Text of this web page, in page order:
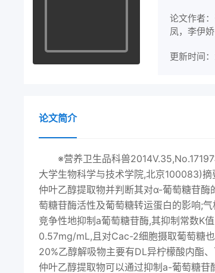
论文作者
凤，李伊
更新时间
论文简介
※营养卫生品科兽2014V.35,No.17197杜仲叶乙醇提取物的降糖作用机理张红霞,杨丹丹,王凤,李伊娇,范俊峰(北京林业大学生物科学与技术学院,北京100083)摘要:为了阐明杜仲叶的降血糖功效及其机制,采用酶抑制剂模型,筛选高抑制率的杜仲叶乙醇提取物并判断其对α-葡萄糖苷酶的抑制类型;借助caco-2人结肠腺癌细胞模型,研究杜仲叶20%乙醇解吸物对α-葡萄糖苷酶活性及葡萄糖转运蛋白的影响;气相色谱质谱联用分析杜仲叶20%乙醇解吸物主要成分。杜仲叶20%乙醇解吸物可竞争性地抑制a葡萄糖苷酶,其抑制常数K值为3290mg/mL。它对Caco-2细胞中的a-葡萄糖苷酶有较强抑制作用,其ICs为0.57mg/mL,且对Cac-2细胞摄取葡萄糖也有一定抑制作用,1mg/m时抑制率可达2625%。气相色谱质谱分析表明杜仲叶20%乙醇解吸物主要有DL异柠檬酸内酯、百里酚、儿茶素、2,6-二羟基苯甲酸和3,4-羟基苯丙烯酸等。这些结果表明,杜仲叶乙醇提取物可以通过抑制a-葡萄糖苷酶活性,降低葡萄糖吸收来实现降血糖的效果。关键词:杜仲叶;Caco-2细胞;α-葡萄糖苷酶;降血糖;葡萄糖转运:儿茶素Ethanol Extract of Eucommia ulmoides Leaves Inhibits Alpha-Glucosidase in Caco-2 CellsZHANG Hong-xia, YANG Dan-dan, WANG Feng, LI Yi-jiao, FAN Jun-fengCollege of Biological Sciences and Technology, Beijing Forestry University, Beijing 100083, China)Abstract: The inhibitory effects of 40% ethanol extract of Eucommia ulmoides leaves on alpha-glucosidase and glucosetransport were investigated in Caco-2 cells in vitro to elucidate the anti-hyperglycemic mechanism of Eucommia ulmoideleaves. The alpha-glucosidase inhibitors in the ethanol extract were also identified by GC-MS analysis. The kinetic studyshowed that the 20% ethanol elution fraction(EEB)from macroporous resin AB-8 of the ethanol extract of Eucommiaulmoides leaves could competitively inhibit alpha-glucosidase with a K, value of 32.90 mg/mL, indicating that alphaglucosidase has a strong affinity with the extract. Meanwhile, the inhibition was found to be reinforced as the concentrationof EEB increased. For investigation of the inhibitory effect of EEB in Caco-2 cells, cytotoxicity assays were firstly conductedby using different concentrations of EEB (0.05, 0.10, 0.20, 0.50 and 1.00 mg/mL)to determine the safety level at which cellgrowth and viability could not be affected. All tested concentrations of EEB had no effect on the growth or viability of Caco-2cells. Subsequently, EEB at various concentration exhibited effective suppression on alpha-glucosidase by using maltose(28 mmol/L) as the substrate in Caco-2 cells in a concentration-dependent manner with an ICs of 0.57 mg/mL. FurthermoreEEB could also attenuate glucose transport in Caco-2 cells, which could be decreased to 26. 25% by EEB(1 mg/mL).Theseresults indicate that EEB exerts strong anti-hyperglycemic effect by suppressing disaccharidase and glucose transportorsGC-MS analysis was conducted to elucidate the composition of the ethanol extract of Eucommia ulmoides leaves. It wasfound that acids, monosaccharides, polyphenols, esters, amino acids were the main components of EEB. Further analysis byGC-MS revealed that the ethanol extract was rich in DL-isocitric acid lactone, thymol, catechin, 2, 6-dihydroxybenzoic acidand 3, 4-dihydroxy cinnamic acid. These compounds may play important roles in the hypoglycemic effect of the extract.Thepresent study suggests Eucommia ulmoides leaves are a medicinal food material for preventing and treating diabetes,andcould be further developed into healthful productsKey words: Eucommia ulmoides leaves; Caco-2 cells; a-glucosidase; hypoglycemic; glucose transport; catechin中图分类号:TS2521文献标志码:A文章编号:1002-6630(2014)17-019707doi:10.7506spkx1002-6630201417038收稿日期:2013-11-03基金项目:国家自然科学基金面上项目(J103516)作者简介:张红霞(1988-),女,硕士研究生,研究方向为功能性食品。E-mail:Luludeert305@sina.cn*通信作者:范俊峰(1970—),男,副教授,博士,研究方向为植源性多肽和黄酮的抗血栓、抗糖尿病功能。1982014,.35,No.17自品科字※营养卫生糖尿病已被列为继心脑血管疾病、胂瘤之后的第三细胞北京协和医院;MEM培养基、胎牛血清美国大致死性疾病凹。碳水化合物在人体内必须经由α-葡萄 Gibco公司;96孔培养板、24孔培养板、细胞培养瓶、糖苷酶水解其α-1,4糖苷键,生成葡萄糖、果糖、半乳糖磷酸盐缓冲液( phosphate buffered saline,PBS)、胰蛋后才能被小肠吸收。因此通过抑制a葡萄糖苷酶活性,白酶美国 Hy Clone公司;阿卡波糖拜耳医药保健可延迟或阻碍多糖在消化道内水解,以降低人体血糖浓有限公司;麦芽糖(分析纯)北京化工厂:葡萄糖试度,可有效防治糖尿病。a-葡萄糖苷酶抑制剂,已第剂盒上海超研试剂有限公司:N,O-双(三甲基硅烷3次被亚太地区糖尿病治疗药物指南推荐为降餐后血糖的基)三氟乙酰胺(MObs( (trimethylsi) trifluoroacetamide,线药物。a-葡萄糖苷酶抑制剂越来越成为近年来药物 BSTFA)、三甲基氯硅烷( trimethylchlorosilane,TMcs)化学的研究热点。上海安普仪器试剂公司。杜仲(